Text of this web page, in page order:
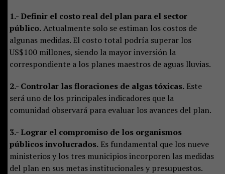
1.- Definir el costo real del plan para el sector
público.Actualmente solo se estiman los costos de
algunas medidas. El costo total podría superar los
US$100 millones, siendo la mayor inversión la
correspondiente a los planes maestros de aguas lluvias.
2.- Controlar las floraciones de algas tóxicas.Este
será uno de los principales indicadores que la
comunidad observará para evaluar los avances del plan.
3.- Lograr el compromiso de los organismos
públicos involucrados.Es fundamental que los nueve
ministerios y los tres municipios incorporen las medidas
del plan en sus metas institucionales y presupuestos.